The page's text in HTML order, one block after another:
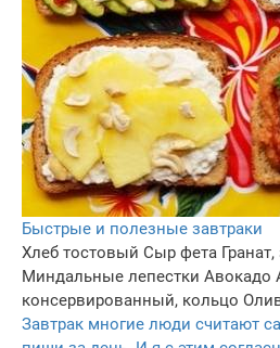
Быстрые и полезные завтраки
Хлеб тостовый Сыр фета
Миндальные лепестки Авокадо
консервированный, кольцо
Завтрак многие люди считают